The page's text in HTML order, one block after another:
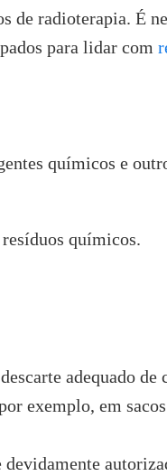
de radioterapia. É
para lidar com
químicos e
químicos.
adequado de
exemplo, em